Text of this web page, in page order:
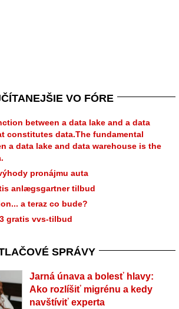
VO FÓRE
between a data lake and a data
constitutes data.The fundamental
a data lake and data warehouse is the
pronájmu auta
anlægsgartner tilbud
a teraz co bude?
gratis vvs-tilbud
SPRÁVY
Jarná únava a bolesť hlavy:
Ako rozlíšiť migrénu a kedy
navštíviť experta